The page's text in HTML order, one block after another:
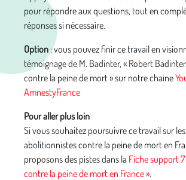
pour répondre aux questions, tout en
réponses si nécessaire.
Option : vous pouvez finir ce travail en
témoignage de M. Badinter, « Robert
contre la peine de mort » sur notre chaine
AmnestyFrance
Pour aller plus loin
Si vous souhaitez poursuivre ce travail sur
abolitionnistes contre la peine de mort en
proposons des pistes dans la Fiche support
contre la peine de mort en France ».